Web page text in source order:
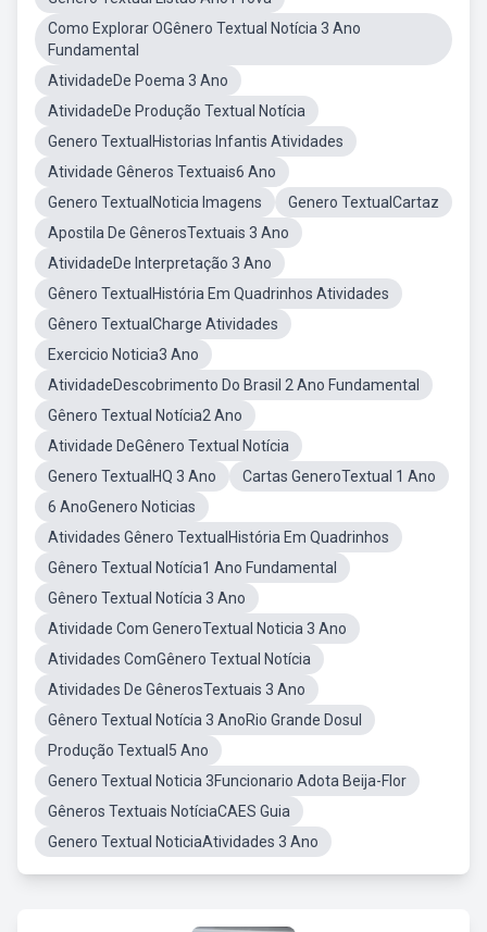
Como Explorar OGênero Textual Notícia 3 Ano
Fundamental
AtividadeDe Poema 3 Ano
AtividadeDe Produção Textual Notícia
Genero TextualHistorias Infantis Atividades
Atividade Gêneros Textuais6 Ano
Genero TextualNoticia Imagens
Genero TextualCartaz
Apostila De GênerosTextuais 3 Ano
AtividadeDe Interpretação 3 Ano
Gênero TextualHistória Em Quadrinhos Atividades
Gênero TextualCharge Atividades
Exercicio Noticia3 Ano
AtividadeDescobrimento Do Brasil 2 Ano Fundamental
Gênero Textual Notícia2 Ano
Atividade DeGênero Textual Notícia
Genero TextualHQ 3 Ano
Cartas GeneroTextual 1 Ano
6 AnoGenero Noticias
Atividades Gênero TextualHistória Em Quadrinhos
Gênero Textual Notícia1 Ano Fundamental
Gênero Textual Notícia 3 Ano
Atividade Com GeneroTextual Noticia 3 Ano
Atividades ComGênero Textual Notícia
Atividades De GênerosTextuais 3 Ano
Gênero Textual Notícia 3 AnoRio Grande Dosul
Produção Textual5 Ano
Genero Textual Noticia 3Funcionario Adota Beija-Flor
Gêneros Textuais NotíciaCAES Guia
Genero Textual NoticiaAtividades 3 Ano